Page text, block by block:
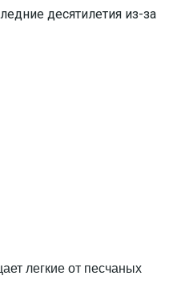
десятилетия из-за
легкие от песчаных